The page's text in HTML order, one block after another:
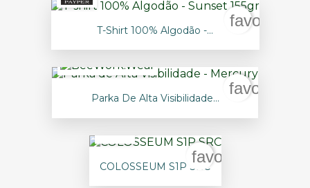
T-Shirt 100% Algodão -...
Parka De Alta Visibilidade...
COLOSSEUM S1P SRC
favorite_border